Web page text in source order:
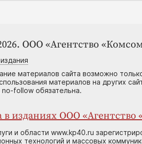
ООО «Агентство
материалов сайта возможно
материалов на других
follow обязательна.
в изданиях ООО «Агентство
и области www.kp40.ru
технологий и массовых